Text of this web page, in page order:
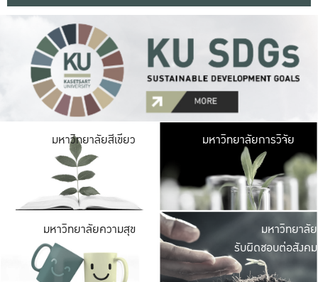
มหาวิทยาลัยสีเขียว มหาวิ
มีพื้นที่เขียวสดใส
เป็นป่าในเมือง เกษต
มหาวิทยาลัยการวิจัย
มหาวิทยาลัยความสุข มหาวิ
ค
เปิดประ
และพบเรื่องราวใ
มหาวิทยาลัย
รับผิดชอบต่อสังคม